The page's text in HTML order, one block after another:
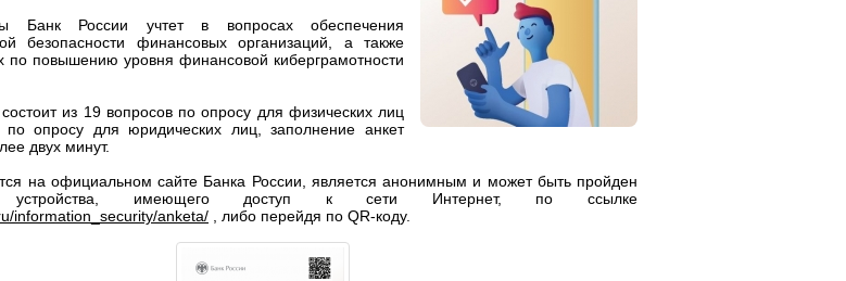
Банк России учтет в вопросах обеспечения
безопасности финансовых организаций, а также
по повышению уровня финансовой киберграмотности
из 19 вопросов по опросу для физических лиц
опросу для юридических лиц, заполнение анкет
двух минут.
на официальном сайте Банка России, является анонимным и может быть пройден
имеющего доступ к сети Интернет, по ссылке
information_security/anketa/ , либо перейдя по QR-коду.